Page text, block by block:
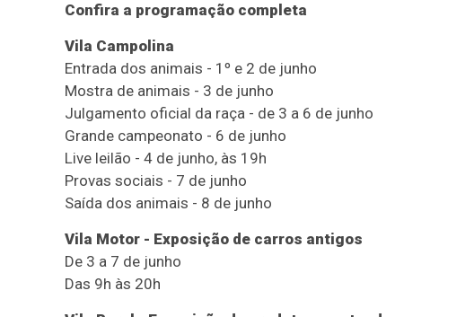
Confira a programação completa
Vila Campolina
Entrada dos animais - 1º e 2 de junho
Mostra de animais - 3 de junho
Julgamento oficial da raça - de 3 a 6 de junho
Grande campeonato - 6 de junho
Live leilão - 4 de junho, às 19h
Provas sociais - 7 de junho
Saída dos animais - 8 de junho
Vila Motor - Exposição de carros antigos
De 3 a 7 de junho
Das 9h às 20h